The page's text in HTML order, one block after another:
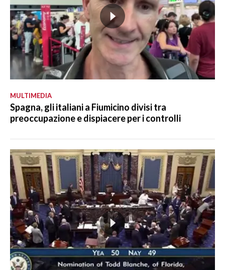
MULTIMEDIA
Spagna, gli italiani a Fiumicino divisi tra
preoccupazione e dispiacere per i controlli